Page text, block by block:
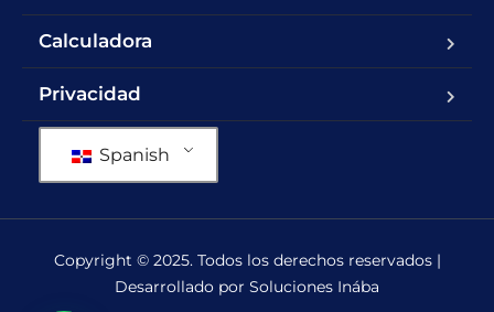
Calculadora
Privacidad
Spanish
Copyright © 2025. Todos los derechos reservados |
Desarrollado por Soluciones Inába